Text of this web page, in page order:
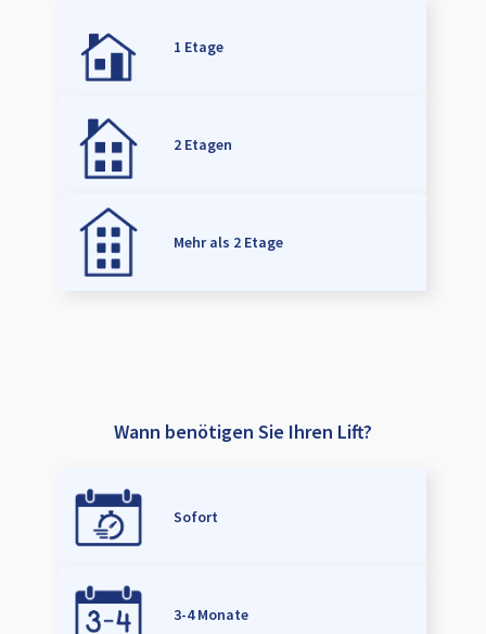
1 Etage
2 Etagen
Mehr als 2 Etage
Wann benötigen Sie Ihren Lift?
Sofort
3-4 Monate